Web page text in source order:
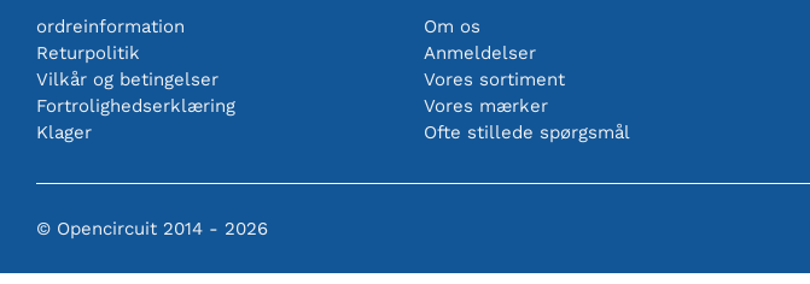
ordreinformation
Returpolitik
Vilkår og betingelser
Fortrolighedserklæring
Klager
Om os
Anmeldelser
Vores sortiment
Vores mærker
Ofte stillede spørgsmål
© Opencircuit 2014 - 2026